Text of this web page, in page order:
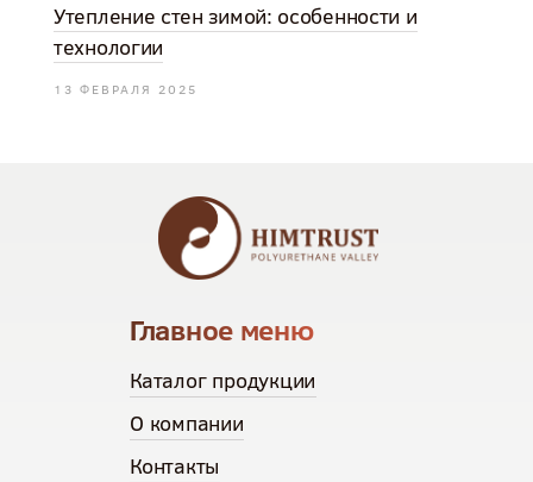
Утепление стен зимой: особенности и
технологии
13 ФЕВРАЛЯ 2025
Главное меню
Каталог продукции
О компании
Контакты